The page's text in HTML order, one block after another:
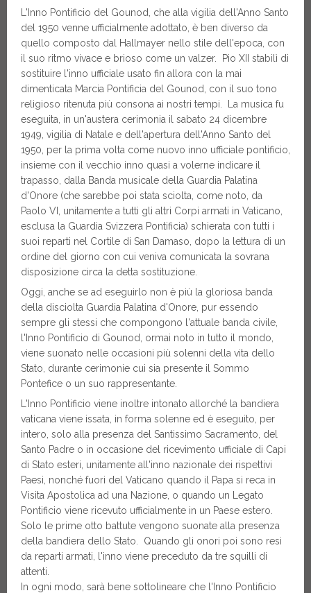
L'Inno Pontificio del Gounod, che alla vigilia dell'Anno Santo
del 1950 venne ufficialmente adottato, è ben diverso da
quello composto dal Hallmayer nello stile dell'epoca, con
il suo ritmo vivace e brioso come un valzer. Pio XII stabilì di
sostituire l'inno ufficiale usato fin allora con la mai
dimenticata Marcia Pontificia del Gounod, con il suo tono
religioso ritenuta più consona ai nostri tempi. La musica fu
eseguita, in un'austera cerimonia il sabato 24 dicembre
1949, vigilia di Natale e dell'apertura dell'Anno Santo del
1950, per la prima volta come nuovo inno ufficiale pontificio,
insieme con il vecchio inno quasi a volerne indicare il
trapasso, dalla Banda musicale della Guardia Palatina
d'Onore (che sarebbe poi stata sciolta, come noto, da
Paolo VI, unitamente a tutti gli altri Corpi armati in Vaticano,
esclusa la Guardia Svizzera Pontificia) schierata con tutti i
suoi reparti nel Cortile di San Damaso, dopo la lettura di un
ordine del giorno con cui veniva comunicata la sovrana
disposizione circa la detta sostituzione.
Oggi, anche se ad eseguirlo non è più la gloriosa banda
della disciolta Guardia Palatina d'Onore, pur essendo
sempre gli stessi che compongono l'attuale banda civile,
l'Inno Pontificio di Gounod, ormai noto in tutto il mondo,
viene suonato nelle occasioni più solenni della vita dello
Stato, durante cerimonie cui sia presente il Sommo
Pontefice o un suo rappresentante.
L'Inno Pontificio viene inoltre intonato allorché la bandiera
vaticana viene issata, in forma solenne ed è eseguito, per
intero, solo alla presenza del Santissimo Sacramento, del
Santo Padre o in occasione del ricevimento ufficiale di Capi
di Stato esteri, unitamente all'inno nazionale dei rispettivi
Paesi, nonché fuori del Vaticano quando il Papa si reca in
Visita Apostolica ad una Nazione, o quando un Legato
Pontificio viene ricevuto ufficialmente in un Paese estero.
Solo le prime otto battute vengono suonate alla presenza
della bandiera dello Stato. Quando gli onori poi sono resi
da reparti armati, l'inno viene preceduto da tre squilli di
attenti.
In ogni modo, sarà bene sottolineare che l'Inno Pontificio